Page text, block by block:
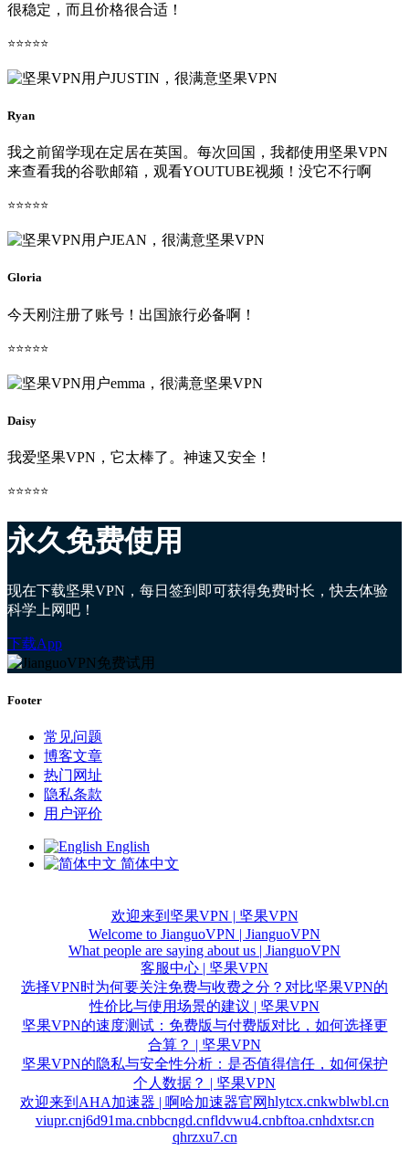
很稳定，而且价格很合适！
⭐⭐⭐⭐⭐
Ryan
我之前留学现在定居在英国。每次回国，我都使用坚果VPN
来查看我的谷歌邮箱，观看YOUTUBE视频！没它不行啊
⭐⭐⭐⭐⭐
Gloria
今天刚注册了账号！出国旅行必备啊！
⭐⭐⭐⭐⭐
Daisy
我爱坚果VPN，它太棒了。神速又安全！
⭐⭐⭐⭐⭐
永久免费使用
现在下载坚果VPN，每日签到即可获得免费时长，快去体验
科学上网吧！
下载App
Footer
常见问题
博客文章
热门网址
隐私条款
用户评价
English
简体中文
欢迎来到坚果VPN | 坚果VPN
Welcome to JianguoVPN | JianguoVPN
What people are saying about us | JianguoVPN
客服中心 | 坚果VPN
选择VPN时为何要关注免费与收费之分？对比坚果VPN的
性价比与使用场景的建议 | 坚果VPN
坚果VPN的速度测试：免费版与付费版对比，如何选择更
合算？ | 坚果VPN
坚果VPN的隐私与安全性分析：是否值得信任，如何保护
个人数据？ | 坚果VPN
欢迎来到AHA加速器 | 啊哈加速器官网hlytcx.cnkwblwbl.cn
viupr.cnj6d91ma.cnbbcngd.cnfldvwu4.cnbftoa.cnhdxtsr.cn
qhrzxu7.cn